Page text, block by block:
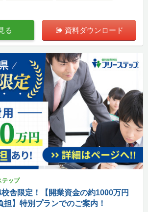
る 資料ダウンロード
テップ
舎限定！【開業資金の約1000万円
担】特別プランでのご案内！